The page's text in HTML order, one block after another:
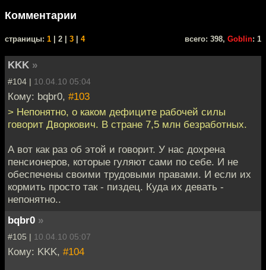
Комментарии
cтраницы: 1 | 2 | 3 4 всего: 398, Goblin: 1
KKK »
#104 | 10.04.10 05:04
Кому: bqbr0, #103
> Непонятно, о каком дефиците рабочей силы
говорит Дворкович. В стране 7,5 млн безработных.
А вот как раз об этой и говорит. У нас дохрена
пенсионеров, которые гуляют сами по себе. И не
обеспечены своими трудовыми правами. И если их
кормить просто так - пиздец. Куда их девать -
непонятно..
bqbr0 »
#105 | 10.04.10 05:07
Кому: KKK, #104